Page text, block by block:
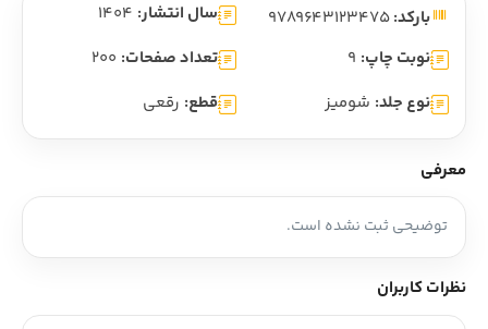
بارکد:9789643123475 سال انتشار: 1404
نوبت چاپ: 9 تعداد صفحات: 200
نوع جلد: شومیز قطع: رقعی
معرفی
توضیحی ثبت نشده است.
نظرات کاربران